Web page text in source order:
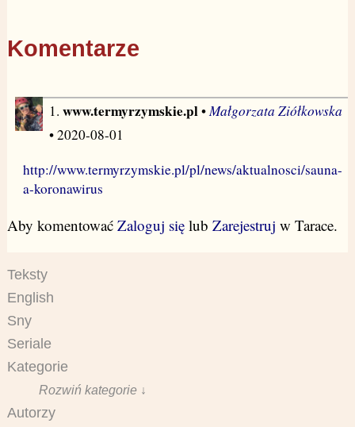
Komentarze
1. www.termyrzymskie.pl• Małgorzata Ziółkowska
• 2020-08-01
http://www.termyrzymskie.pl/pl/news/aktualnosci/sauna-
a-koronawirus
Aby komentować Zaloguj sięlub Zarejestruj w Tarace.
Teksty
English
Sny
Seriale
Kategorie
Rozwiń kategorie ↓
Autorzy